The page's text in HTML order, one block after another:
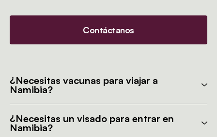
Contáctanos
¿Necesitas vacunas para viajar a
Namibia?
¿Necesitas un visado para entrar en
Namibia?